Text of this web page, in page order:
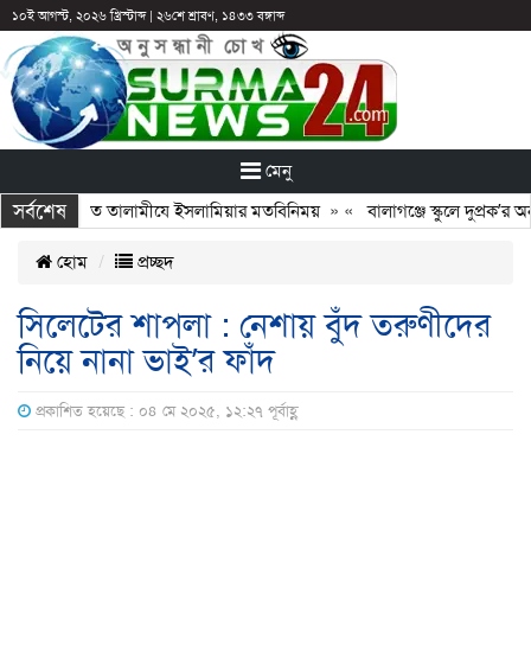
১০ই আগস্ট, ২০২৬ খ্রিস্টাব্দ| ২৬শে শ্রাবণ, ১৪৩৩ বঙ্গাব্দ
মেনু
সর্বশেষ
নবগঠিত তালামীযে ইসলামিয়ার মতবিনিময়» «বালাগঞ্জে স্কুলে দুপ্রক’র
হোম প্রচ্ছদ
সিলেটের শাপলা : নেশায় বুঁদ তরুণীদের
নিয়ে নানা ভাই’র ফাঁদ
প্রকাশিত হয়েছে : ০৪ মে ২০২৫, ১২:২৭ পূর্বাহ্ণ